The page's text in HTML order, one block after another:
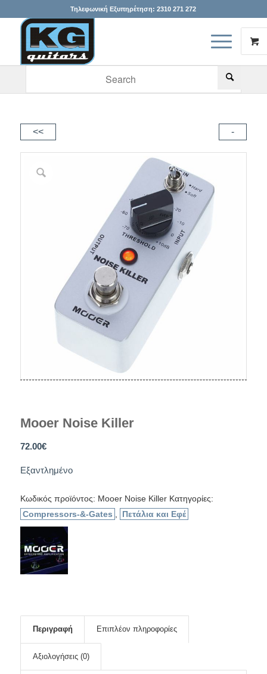
Τηλεφωνική Εξυπηρέτηση:2310 271 272
<< -
Mooer Noise Killer
72.00€
Εξαντλημένο
Κωδικός προϊόντος: Mooer Noise Killer Κατηγορίες:
Compressors-&-Gates
Πετάλια και Εφέ
Περιγραφή Επιπλέον πληροφορίες
Αξιολογήσεις (0)